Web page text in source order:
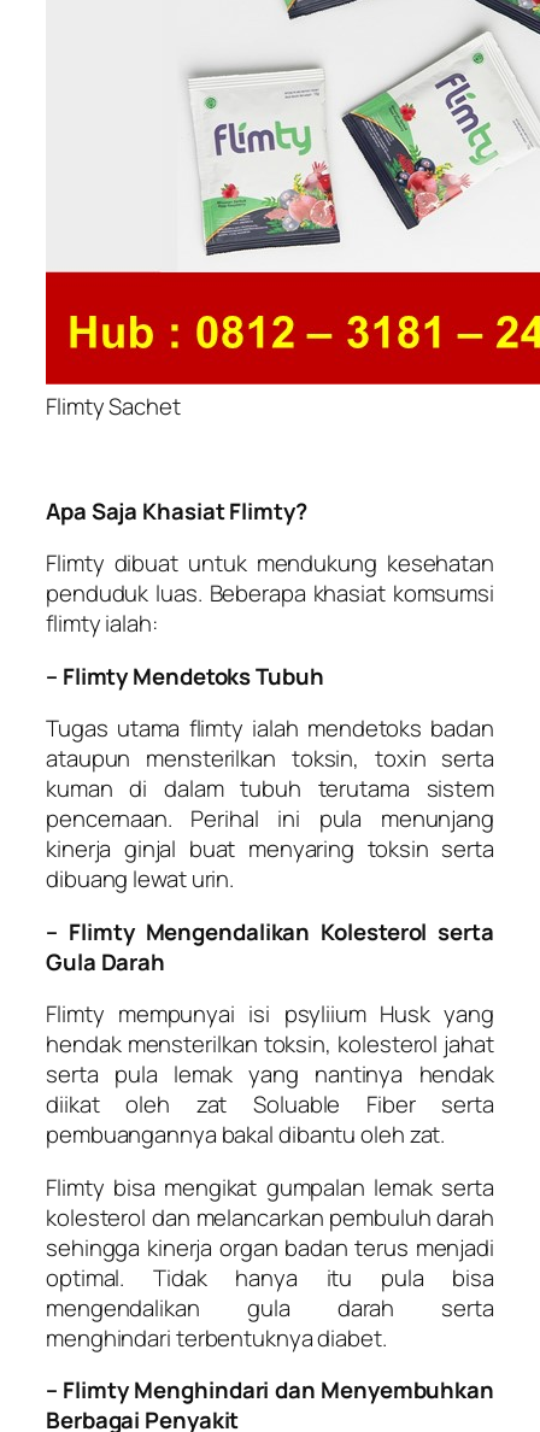
Flimty Sachet
Apa Saja Khasiat Flimty?
Flimty dibuat untuk mendukung kesehatan
penduduk luas. Beberapa khasiat komsumsi
flimty ialah:
– Flimty Mendetoks Tubuh
Tugas utama flimty ialah mendetoks badan
ataupun mensterilkan toksin, toxin serta
kuman di dalam tubuh terutama sistem
pencernaan. Perihal ini pula menunjang
kinerja ginjal buat menyaring toksin serta
dibuang lewat urin.
– Flimty Mengendalikan Kolesterol serta
Gula Darah
Flimty mempunyai isi psyliium Husk yang
hendak mensterilkan toksin, kolesterol jahat
serta pula lemak yang nantinya hendak
diikat oleh zat Soluable Fiber serta
pembuangannya bakal dibantu oleh zat.
Flimty bisa mengikat gumpalan lemak serta
kolesterol dan melancarkan pembuluh darah
sehingga kinerja organ badan terus menjadi
optimal. Tidak hanya itu pula bisa
mengendalikan gula darah serta
menghindari terbentuknya diabet.
– Flimty Menghindari dan Menyembuhkan
Berbagai Penyakit